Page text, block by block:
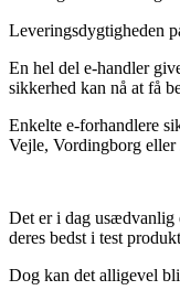
Leveringsdygtigheden
En hel del e-handler
sikkerhed kan nå at få
Enkelte e-forhandlere
Vejle, Vordingborg
Det er i dag usædvanlig
deres bedst i test
Dog kan det alligevel